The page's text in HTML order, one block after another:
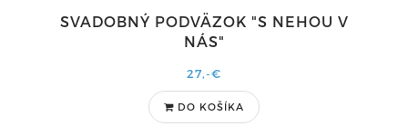
SVADOBNÝ PODVÄZOK "S NEHOU V
NÁS"
27,-€
DO KOŠÍKA